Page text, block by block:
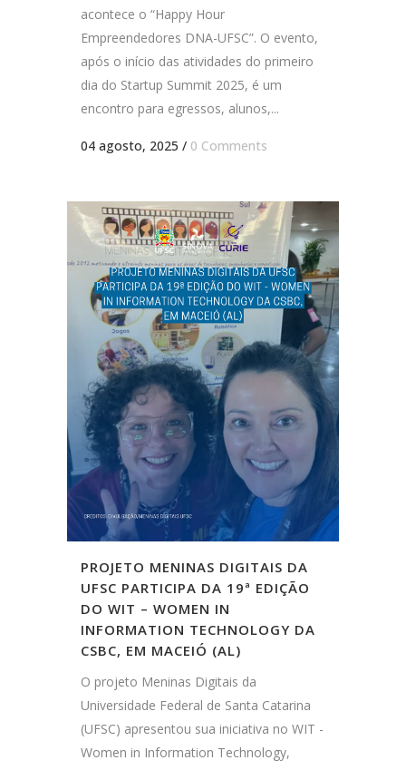
acontece o “Happy Hour
Empreendedores DNA-UFSC”. O evento,
após o início das atividades do primeiro
dia do Startup Summit 2025, é um
encontro para egressos, alunos,...
04 agosto, 2025 / 0 Comments
PROJETO MENINAS DIGITAIS DA
UFSC PARTICIPA DA 19ª EDIÇÃO
DO WIT – WOMEN IN
INFORMATION TECHNOLOGY DA
CSBC, EM MACEIÓ (AL)
O projeto Meninas Digitais da
Universidade Federal de Santa Catarina
(UFSC) apresentou sua iniciativa no WIT -
Women in Information Technology,